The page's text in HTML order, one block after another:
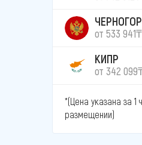
от 533 941₸
КИПР
от 342
*(Цена указана за 1
размещении)